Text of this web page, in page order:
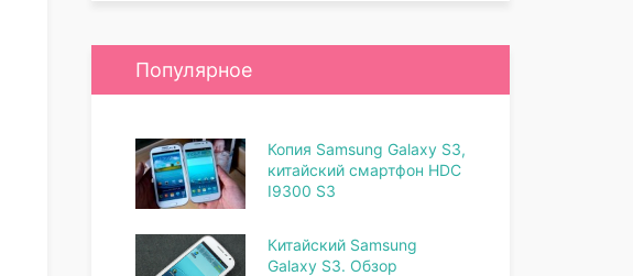
Популярное
Копия Samsung Galaxy S3,
китайский смартфон HDC
I9300 S3
Китайский Samsung
Galaxy S3. Обзор